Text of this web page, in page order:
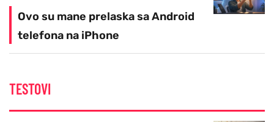
Ovo su mane prelaska sa Android
telefona na iPhone
TESTOVI